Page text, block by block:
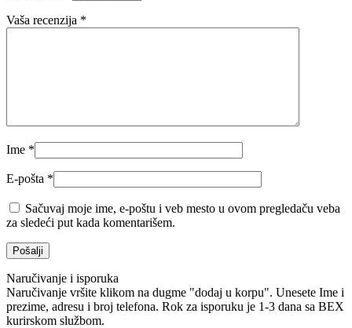
Vaša recenzija *
Ime *
E-pošta *
Sačuvaj moje ime, e-poštu i veb mesto u ovom pregledaču veba
za sledeći put kada komentarišem.
Naručivanje i isporuka
Naručivanje vršite klikom na dugme "dodaj u korpu". Unesete Ime i
prezime, adresu i broj telefona. Rok za isporuku je 1-3 dana sa BEX
kurirskom službom.